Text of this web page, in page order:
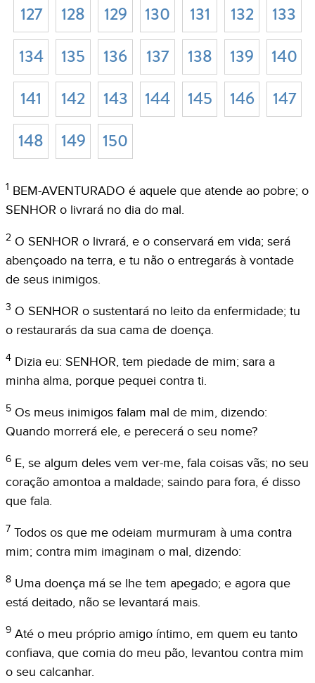
1 BEM-AVENTURADO é aquele que atende ao pobre; o
SENHOR o livrará no dia do mal.
2 O SENHOR o livrará, e o conservará em vida; será
abençoado na terra, e tu não o entregarás à vontade
de seus inimigos.
3 O SENHOR o sustentará no leito da enfermidade; tu
o restaurarás da sua cama de doença.
4 Dizia eu: SENHOR, tem piedade de mim; sara a
minha alma, porque pequei contra ti.
5 Os meus inimigos falam mal de mim, dizendo:
Quando morrerá ele, e perecerá o seu nome?
6 E, se algum deles vem ver-me, fala coisas vãs; no seu
coração amontoa a maldade; saindo para fora, é disso
que fala.
7 Todos os que me odeiam murmuram à uma contra
mim; contra mim imaginam o mal, dizendo:
8 Uma doença má se lhe tem apegado; e agora que
está deitado, não se levantará mais.
9 Até o meu próprio amigo íntimo, em quem eu tanto
confiava, que comia do meu pão, levantou contra mim
o seu calcanhar.
127
128 129 130 131 132
133
134
135 136 137 138 139
140
141
142 143 144 145 146
147
148
149 150